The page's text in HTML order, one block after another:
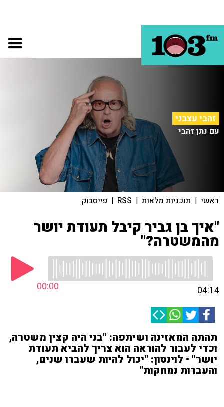
זהבי עצבני
עם נתן זהבי
ראשי | תוכניות מלאות |
RSS
| פייסבוק
"איך בן גביר קיבל תעודת יושר
מהמשטרה?"
00:00 04:14
תהתה המאזינה ושיתפה: "בני היה קצין משטרה,
וכדי לעבור להוראה הוא צריך להביא תעודת
יושר" • לוינסון: "יכול להיות שעברו שנים,
והעברות נמחקות"